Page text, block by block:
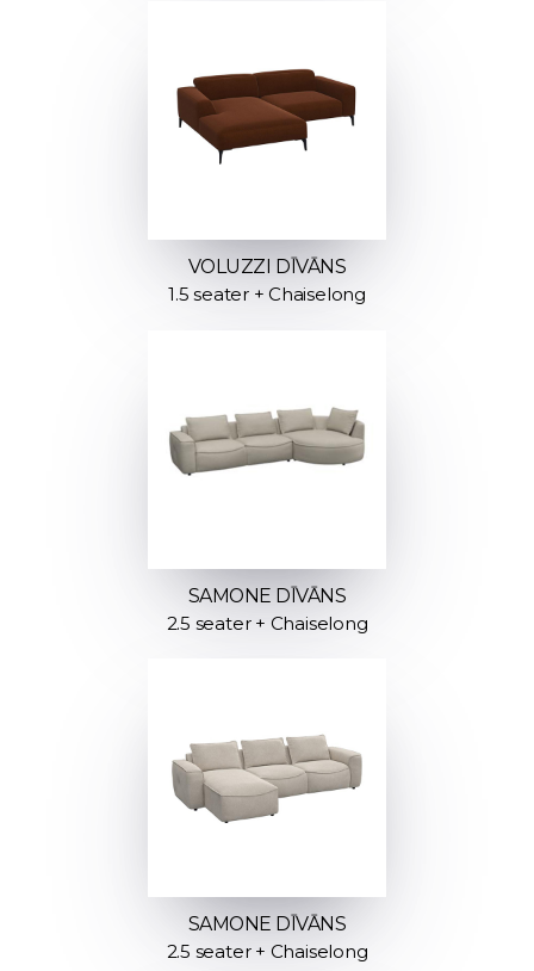
VOLUZZI DĪVĀNS
1.5 seater + Chaiselong
SAMONE DĪVĀNS
2.5 seater + Chaiselong
SAMONE DĪVĀNS
2.5 seater + Chaiselong